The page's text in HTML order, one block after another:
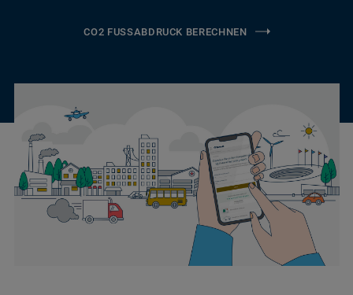
CO2 FUSSABDRUCK BERECHNEN